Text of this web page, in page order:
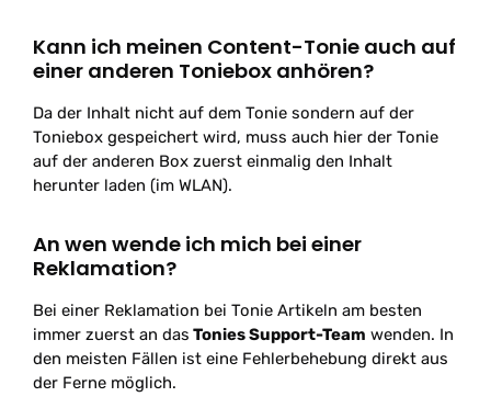
Kann ich meinen Content-Tonie auch auf
einer anderen Toniebox anhören?
Da der Inhalt nicht auf dem Tonie sondern auf der
Toniebox gespeichert wird, muss auch hier der Tonie
auf der anderen Box zuerst einmalig den Inhalt
herunter laden (im WLAN).
An wen wende ich mich bei einer
Reklamation?
Bei einer Reklamation bei Tonie Artikeln am besten
immer zuerst an das Tonies Support-Team wenden. In
den meisten Fällen ist eine Fehlerbehebung direkt aus
der Ferne möglich.